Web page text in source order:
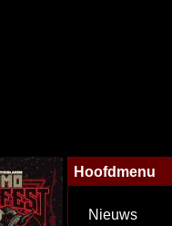
Hoofdmenu
Nieuws